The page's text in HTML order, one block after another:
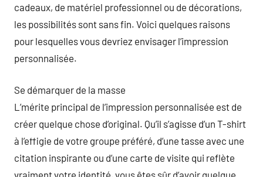
cadeaux, de matériel professionnel ou de décorations,
les possibilités sont sans fin. Voici quelques raisons
pour lesquelles vous devriez envisager l’impression
personnalisée.
Se démarquer de la masse
L’mérite principal de l’impression personnalisée est de
créer quelque chose d’original. Qu’il s’agisse d’un T-shirt
à l’effigie de votre groupe préféré, d’une tasse avec une
citation inspirante ou d’une carte de visite qui reflète
vraiment votre identité, vous êtes sûr d’avoir quelque